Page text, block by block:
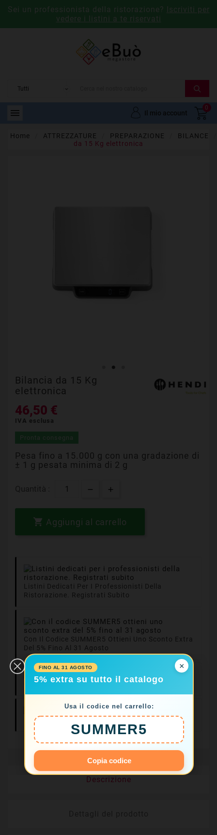
Sei un professionista della ristorazione? Iscriviti per
vedere i listini a te riservati
 Il mio account
0
Home ATTREZZATURE PREPARAZIONE
BILANCE
da 15 Kg elettronica
Bilancia da 15 Kg
elettronica
46,50 €
IVA esclusa
Pronta consegna
Pesa fino a 15.000 g con una gradazione di
± 1 g pesata minima di 2 g
 Aggiungi al carrello
Listini Dedicati Per I Professionisti Della
Ristorazione. Registrati Subito
Con Il Codice SUMMER5 Ottieni Uno Sconto Extra
Del 5% Fino Al 31 Agosto
Consegne In 24/48
Ore
Resi Facili Entro
14 Giorni
Descrizione
×
FINO AL 31 AGOSTO
5% extra su tutto il catalogo
Usa il codice nel carrello:
SUMMER5
Copia codice